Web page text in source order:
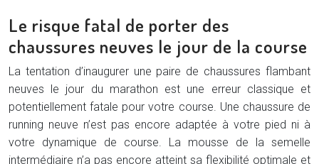
Le risque fatal de porter des
chaussures neuves le jour de la course
La tentation d’inaugurer une paire de chaussures flambant
neuves le jour du marathon est une erreur classique et
potentiellement fatale pour votre course. Une chaussure de
running neuve n’est pas encore adaptée à votre pied ni à
votre dynamique de course. La mousse de la semelle
intermédiaire n’a pas encore atteint sa flexibilité optimale et